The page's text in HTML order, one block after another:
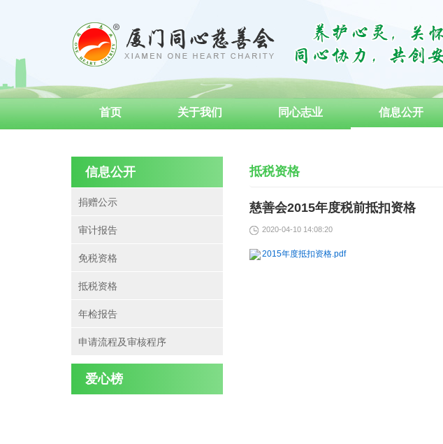
首页 关于我们 同心志业 信息公开
抵税资格
慈善会2015年度税前抵扣资格
2020-04-10 14:08:20
2015年度抵扣资格.pdf
信息公开
捐赠公示
审计报告
免税资格
抵税资格
年检报告
申请流程及审核程序
爱心榜